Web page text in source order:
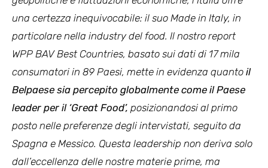
una certezza inequivocabile: il suo Made in Italy, in
particolare nella industry del food. Il nostro report
WPP BAV Best Countries, basato sui dati di 17 mila
consumatori in 89 Paesi, mette in evidenza quanto il
Belpaese sia percepito globalmente come il Paese
leader per il ‘Great Food’, posizionandosi al primo
posto nelle preferenze degli intervistati, seguito da
Spagna e Messico. Questa leadership non deriva solo
dall’eccellenza delle nostre materie prime, ma